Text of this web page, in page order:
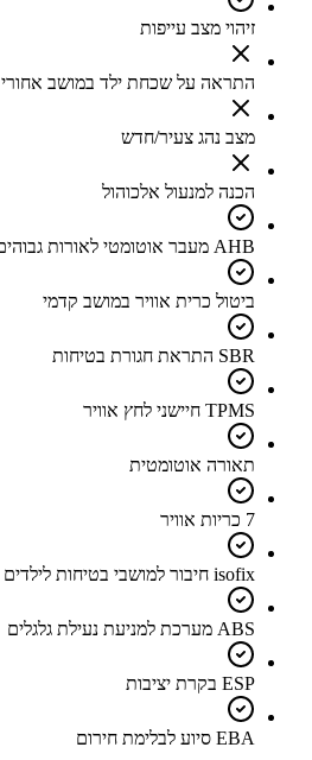
זיהוי מצב עייפות
התראה על שכחת ילד במושב אחורי
מצב נהג צעיר/חדש
הכנה למנעול אלכוהול
AHB מעבר אוטומטי לאורות גבוהים
ביטול כרית אוויר במושב קדמי
SBR התראת חגורת בטיחות
TPMS חיישני לחץ אוויר
תאורה אוטומטית
7 כריות אוויר
isofix חיבור למושבי בטיחות לילדים
ABS מערכת למניעת נעילת גלגלים
ESP בקרת יציבות
EBA סיוע לבלימת חירום